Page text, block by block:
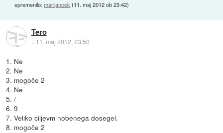
spremenilo:marijancek(11. maj 2012 ob 23:42)
Tero
:: 11. maj 2012, 23:50
1. Ne
2. Ne
3. mogoče 2
4. Ne
5. /
6. 9
7. Veliko ciljevm nobenega dosegel.
8. mogoče 2